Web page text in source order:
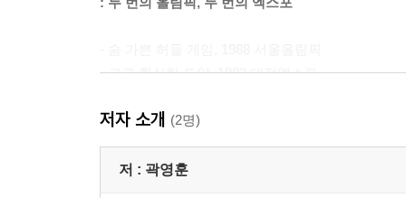
- 크고 확실한 도약, 1993 대전엑스포
- 몽상가들의 승리, 2018 평창올림픽
3장 한반도의 중심을 바로잡다
저자 소개 (2명)
저 : 곽영훈